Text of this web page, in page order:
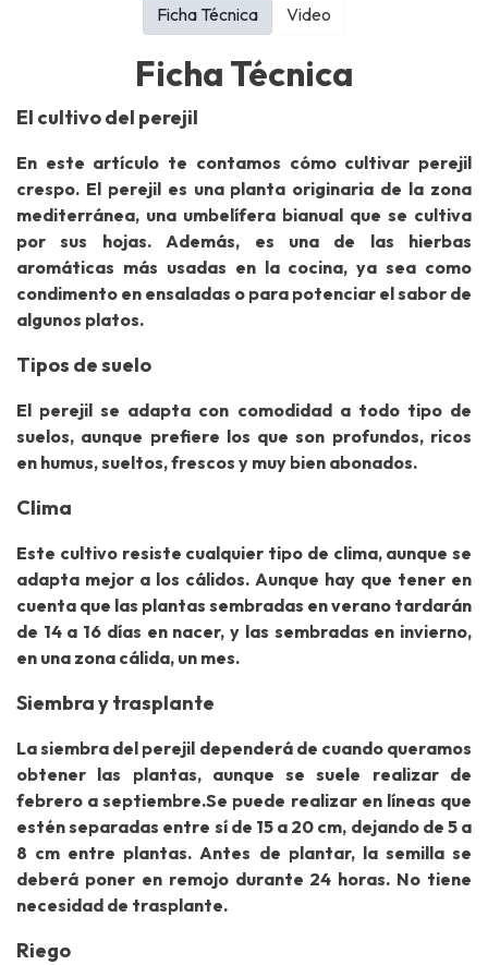
Ficha Técnica
El cultivo del perejil
En este artículo te contamos cómo cultivar perejil
crespo. El perejil es una planta originaria de la zona
mediterránea, una umbelífera bianual que se cultiva
por sus hojas. Además, es una de las hierbas
aromáticas más usadas en la cocina, ya sea como
condimento en ensaladas o para potenciar el sabor de
algunos platos.
Tipos de suelo
El perejil se adapta con comodidad a todo tipo de
suelos, aunque prefiere los que son profundos, ricos
en humus, sueltos, frescos y muy bien abonados.
Clima
Este cultivo resiste cualquier tipo de clima, aunque se
adapta mejor a los cálidos. Aunque hay que tener en
cuenta que las plantas sembradas en verano tardarán
de 14 a 16 días en nacer, y las sembradas en invierno,
en una zona cálida, un mes.
Siembra y trasplante
La siembra del perejil dependerá de cuando queramos
obtener las plantas, aunque se suele realizar de
febrero a septiembre.Se puede realizar en líneas que
estén separadas entre sí de 15 a 20 cm, dejando de 5 a
8 cm entre plantas. Antes de plantar, la semilla se
deberá poner en remojo durante 24 horas. No tiene
necesidad de trasplante.
Riego
Ficha Técnica Video